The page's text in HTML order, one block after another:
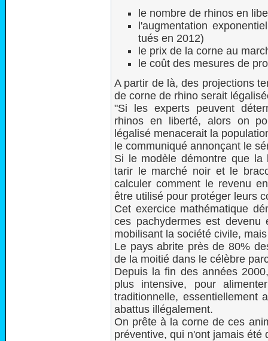
le nombre de rhinos en
l'augmentation
tués en 2012)
le prix de la corne au
le coût des mesures de
A partir de là, des projections
de corne de rhino serait
"Si les experts peuvent
rhinos en liberté, alors on
légalisé menacerait la
le communiqué annonçant le
Si le modèle démontre que la
tarir le marché noir et le
calculer comment le revenu
être utilisé pour protéger leurs
Cet exercice mathématique
ces pachydermes est
mobilisant la société civile,
Le pays abrite près de 80%
de la moitié dans le célèbre
Depuis la fin des années
plus intensive, pour
traditionnelle, essentiellement
abattus illégalement.
On prête à la corne de ces
préventive, qui n'ont jamais été